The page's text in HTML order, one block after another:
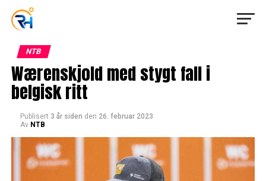
NTB
Wærenskjold med stygt fall i
belgisk ritt
Publisert 3 år siden den 26. februar 2023
Av NTB